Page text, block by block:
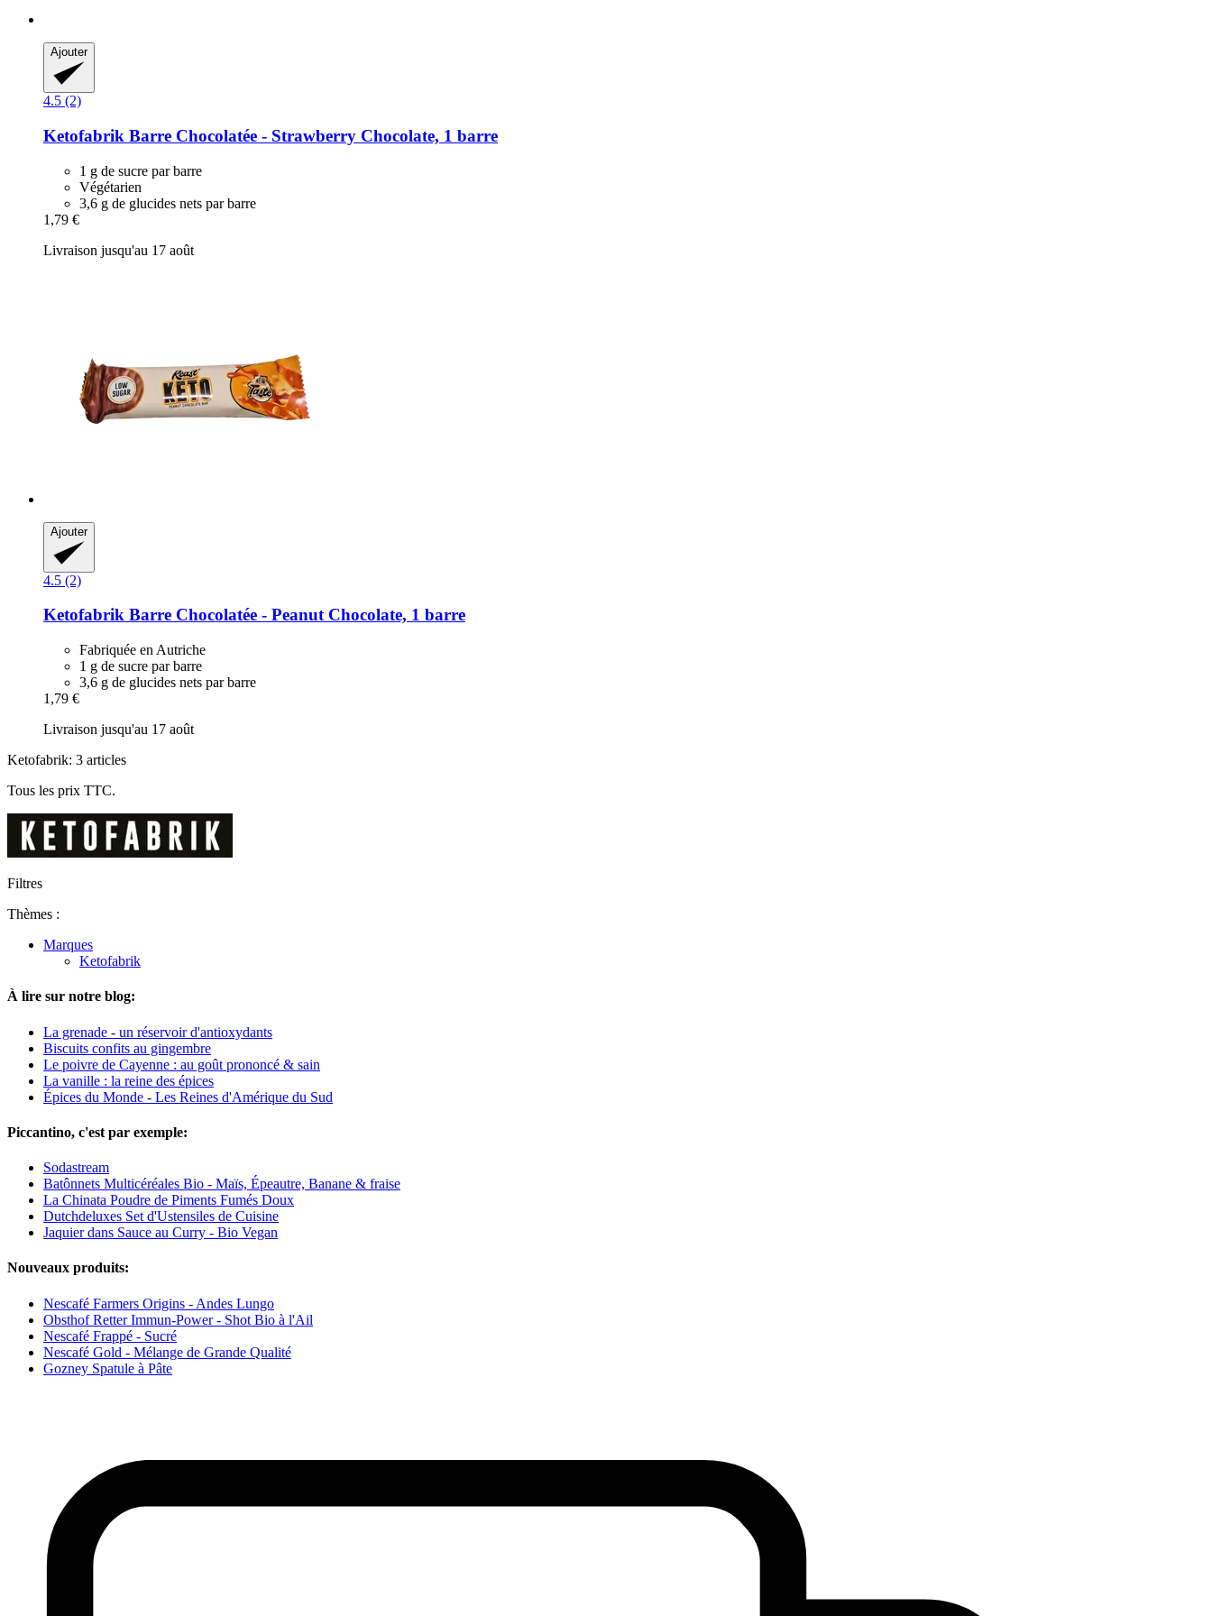
Ajouter
4.5 (2)
Ketofabrik Barre Chocolatée -​ Strawberry Chocolate, 1 barre
1 g de sucre par barre
Végétarien
3,6 g de glucides nets par barre
1,79 €
Livraison jusqu'au 17 août
Ajouter
4.5 (2)
Ketofabrik Barre Chocolatée -​ Peanut Chocolate, 1 barre
Fabriquée en Autriche
1 g de sucre par barre
3,6 g de glucides nets par barre
1,79 €
Livraison jusqu'au 17 août
Ketofabrik: 3 articles
Tous les prix TTC.
Filtres
Thèmes :
Marques
Ketofabrik
À lire sur notre blog:
La grenade - un réservoir d'antioxydants
Biscuits confits au gingembre
Le poivre de Cayenne : au goût prononcé & sain
La vanille : la reine des épices
Épices du Monde - Les Reines d'Amérique du Sud
Piccantino, c'est par exemple:
Sodastream
Batônnets Multicéréales Bio - Maïs, Épeautre, Banane & fraise
La Chinata Poudre de Piments Fumés Doux
Dutchdeluxes Set d'Ustensiles de Cuisine
Jaquier dans Sauce au Curry - Bio Vegan
Nouveaux produits:
Nescafé Farmers Origins - Andes Lungo
Obsthof Retter Immun-Power - Shot Bio à l'Ail
Nescafé Frappé - Sucré
Nescafé Gold - Mélange de Grande Qualité
Gozney Spatule à Pâte